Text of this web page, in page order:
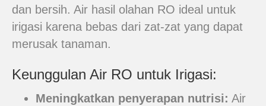
dan bersih. Air hasil olahan RO ideal untuk
irigasi karena bebas dari zat-zat yang dapat
merusak tanaman.
Keunggulan Air RO untuk Irigasi:
Meningkatkan penyerapan nutrisi: Air